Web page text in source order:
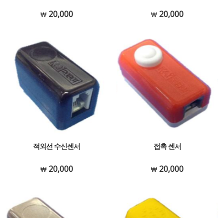
20,000 20,000
적외선 수신센서
20,000
접촉 센서
20,000